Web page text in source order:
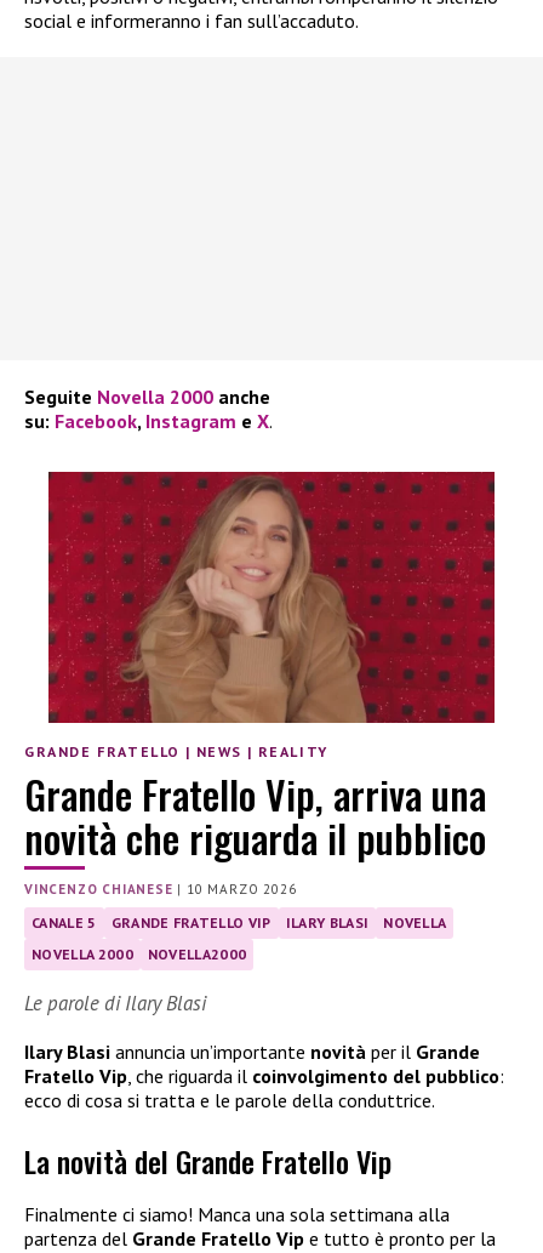
social e informeranno i fan sull’accaduto.
Seguite Novella 2000 anche
su: Facebook, Instagram e X.
GRANDE FRATELLO | NEWS | REALITY
Grande Fratello Vip, arriva una
novità che riguarda il pubblico
VINCENZO CHIANESE | 10 MARZO 2026
CANALE 5 GRANDE FRATELLO VIP ILARY BLASI
NOVELLA
NOVELLA 2000
NOVELLA2000
Le parole di Ilary Blasi
Ilary Blasi annuncia un’importante novità per il Grande
Fratello Vip , che riguarda il coinvolgimento del pubblico:
ecco di cosa si tratta e le parole della conduttrice.
La novità del Grande Fratello Vip
Finalmente ci siamo! Manca una sola settimana alla
partenza del Grande Fratello Vip e tutto è pronto per la